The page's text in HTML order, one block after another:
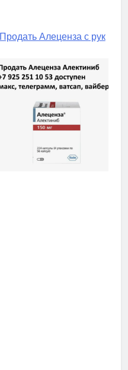
Продать Алеценза с рук